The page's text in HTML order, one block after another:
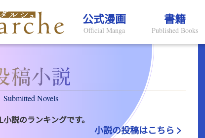
公式漫画
Official Manga
書籍
Published Books
Submitted Novels
説のランキングです。
小説の投稿はこちら